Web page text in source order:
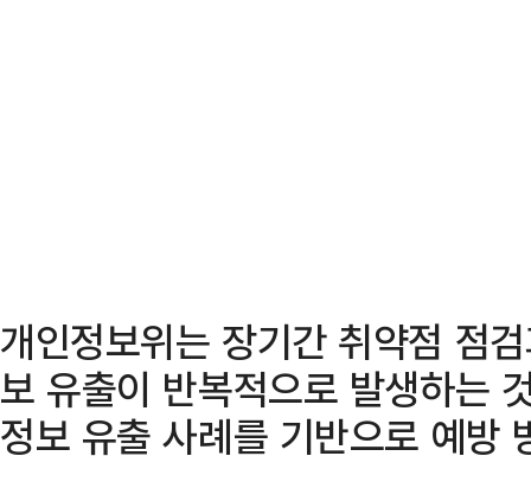
개인정보위는 장기간 취약점 점
보 유출이 반복적으로 발생하는
정보 유출 사례를 기반으로 예방